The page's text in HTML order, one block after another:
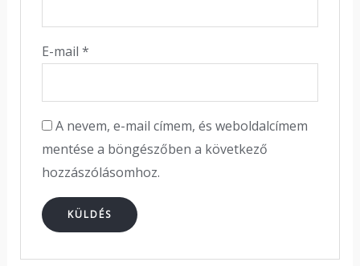
E-mail*
A nevem, e-mail címem, és weboldalcímem
mentése a böngészőben a következő
hozzászólásomhoz.